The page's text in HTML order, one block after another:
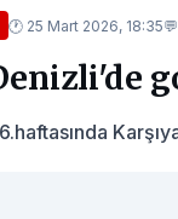
🕐 25 Mart 2026, 18:35